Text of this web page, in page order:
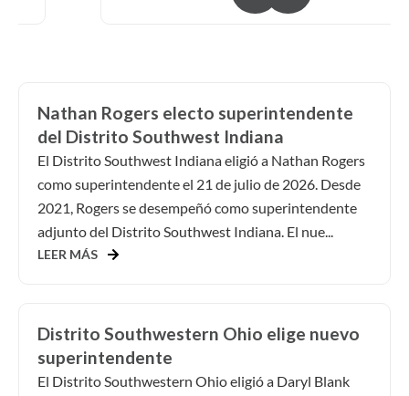
Nathan Rogers electo superintendente
del Distrito Southwest Indiana
El Distrito Southwest Indiana eligió a Nathan Rogers
como superintendente el 21 de julio de 2026. Desde
2021, Rogers se desempeñó como superintendente
adjunto del Distrito Southwest Indiana. El nue...
LEER MÁS
Distrito Southwestern Ohio elige nuevo
superintendente
El Distrito Southwestern Ohio eligió a Daryl Blank